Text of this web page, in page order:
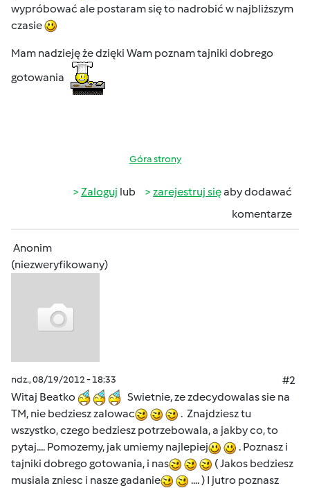
wypróbować ale postaram się to nadrobić w najbliższym
czasie
Mam nadzieję że dzięki Wam poznam tajniki dobrego
gotowania
Góra strony
Zaloguj lub zarejestruj sięaby dodawać
komentarze
Anonim
(niezweryfikowany)
ndz., 08/19/2012 - 18:33
#2
Witaj Beatko
Swietnie, ze zdecydowalas sie na
TM, nie bedziesz zalowac
. Znajdziesz tu
wszystko, czego bedziesz potrzebowala, a jakby co, to
pytaj.... Pomozemy, jak umiemy najlepiej
. Poznasz i
tajniki dobrego gotowania, i nas
( Jakos bedziesz
musiala zniesc i nasze gadanie
.... ) I jutro poznasz